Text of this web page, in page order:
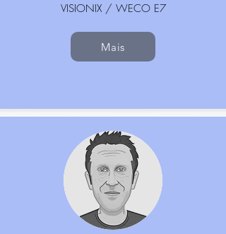
VISIONIX / WECO E7
Mais